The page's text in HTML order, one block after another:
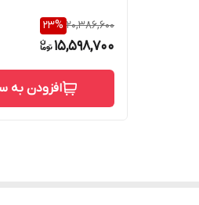
20,386,600
23%
15,598,700
افزودن به